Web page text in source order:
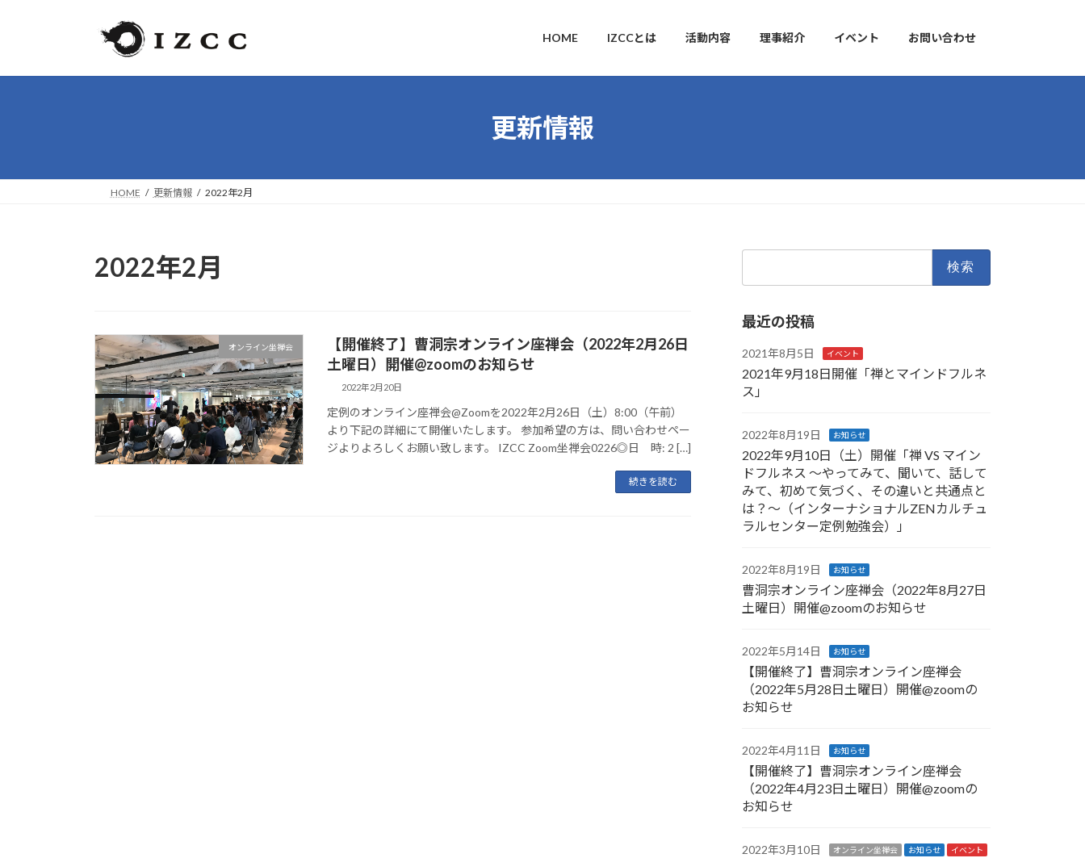
プ
動
HOME IZCCとは 活動内容 理事紹介 イベント お問い合わせ
更新情報
HOME 更新情報 2022年2月
2022年2月
オンライン坐禅会
【開催終了】曹洞宗オンライン座禅会（2022年2月26日
土曜日）開催@zoomのお知らせ
2022年2月20日
定例のオンライン座禅会@Zoomを2022年2月26日（土）8:00（午前）
より下記の詳細にて開催いたします。 参加希望の方は、問い合わせペー
ジよりよろしくお願い致します。 IZCC Zoom坐禅会0226◎日 時: 2 […]
続きを読む
最近の投稿
2021年8月5日 イベント
2021年9月18日開催「禅とマインドフルネ
ス」
2022年8月19日 お知らせ
2022年9月10日（土）開催「禅 VS マイン
ドフルネス 〜やってみて、聞いて、話して
みて、初めて気づく、その違いと共通点と
は？〜（インターナショナルZENカルチュ
ラルセンター定例勉強会）」
2022年8月19日 お知らせ
曹洞宗オンライン座禅会（2022年8月27日
土曜日）開催@zoomのお知らせ
2022年5月14日 お知らせ
【開催終了】曹洞宗オンライン座禅会
（2022年5月28日土曜日）開催@zoomの
お知らせ
2022年4月11日 お知らせ
【開催終了】曹洞宗オンライン座禅会
（2022年4月23日土曜日）開催@zoomの
お知らせ
2022年3月10日 オンライン坐禅会 お知らせ イベント